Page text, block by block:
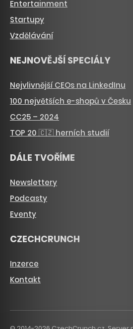
Entertainment
Startupy
Vzdělávání
NEJNOVĚJŠÍ SPECIÁLY
Nejvlivnější CEOs na LinkedInu
100 největších e-shopů v Česku
CC25 – 2024
TOP 20 🇨🇿 herních studií
DÁLE TVOŘÍME
Newslettery
Podcasty
Eventy
CZECHCRUNCH
Inzerce
Kontakt